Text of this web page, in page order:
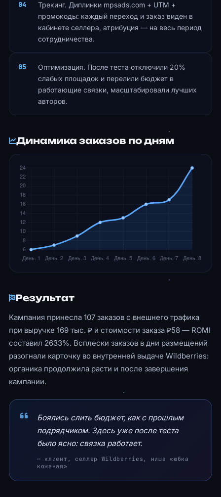
Трекинг. Диплинки mpsads.com + UTM +
промокоды: каждый переход и заказ виден в
кабинете селлера, атрибуция — на весь период
сотрудничества.
Оптимизация. После теста отключили 20%
слабых площадок и перелили бюджет в
работающие связки, масштабировали лучших
авторов.
Динамика заказов по дням
Результат
Кампания принесла 107 заказов с внешнего трафика
при выручке 169 тыс. ₽ и стоимости заказа ₽58 — ROMI
составил 2633%. Всплески заказов в дни размещений
разогнали карточку во внутренней выдаче Wildberries:
органика продолжила расти и после завершения
кампании.
Боялись слить бюджет, как с прошлым
подрядчиком. Здесь уже после теста
было ясно: связка работает.
— клиент, селлер Wildberries, ниша «юбка
кожаная»